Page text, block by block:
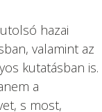
hazai
valamint az
kutatásban is.
a
s most,